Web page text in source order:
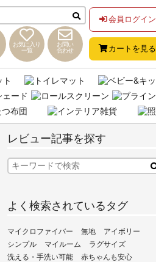
お気に入り
一覧
お問い
合わせ
会員ログイン
カートを見る
レビュー記事を探す
よく検索されているタグ
マイクロファイバー 無地
アイボリー
シンプル
マイルーム
ラグサイズ
洗える・手洗い可能
赤ちゃんも安心